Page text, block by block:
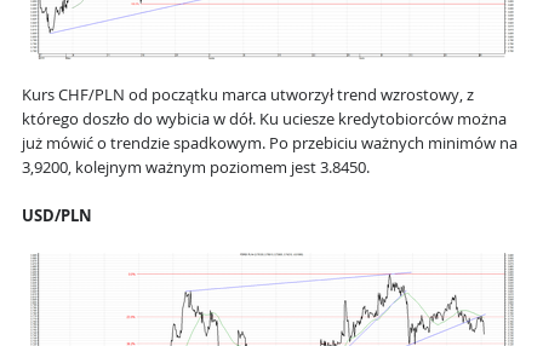
Kurs CHF/PLN od początku marca utworzył trend wzrostowy, z
którego doszło do wybicia w dół. Ku uciesze kredytobiorców można
już mówić o trendzie spadkowym. Po przebiciu ważnych minimów na
3,9200, kolejnym ważnym poziomem jest 3.8450.
USD/PLN